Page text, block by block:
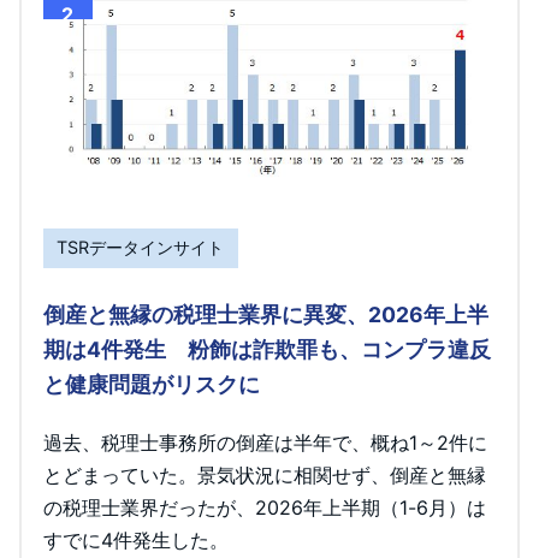
2
TSRデータインサイト
倒産と無縁の税理士業界に異変、2026年上半
期は4件発生 粉飾は詐欺罪も、コンプラ違反
と健康問題がリスクに
過去、税理士事務所の倒産は半年で、概ね1～2件に
とどまっていた。景気状況に相関せず、倒産と無縁
の税理士業界だったが、2026年上半期（1-6月）は
すでに4件発生した。